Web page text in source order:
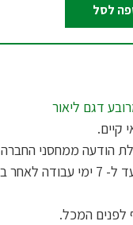
לסל
דגם ליאור
קיים.
הודעה ממחסני החברה
התשלום.
לפנים המכל.